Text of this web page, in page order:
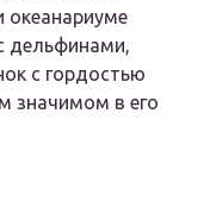
океанариуме
дельфинами,
с гордостью
значимом в его